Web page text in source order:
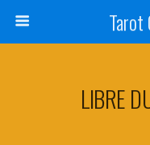
Tarot
LIBRE